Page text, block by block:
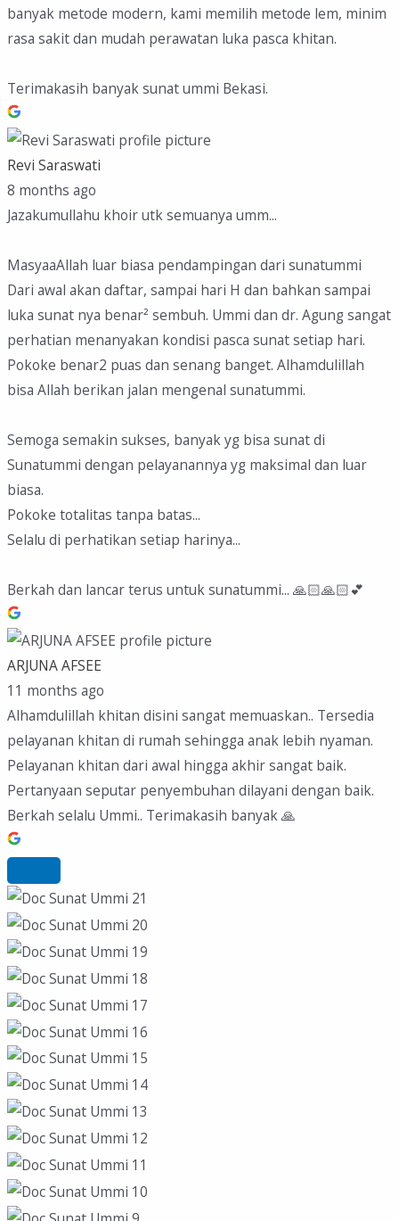
banyak metode modern, kami memilih metode lem, minim
rasa sakit dan mudah perawatan luka pasca khitan.
Terimakasih banyak sunat ummi Bekasi.
Revi Saraswati
8 months ago
Jazakumullahu khoir utk semuanya umm...
MasyaaAllah luar biasa pendampingan dari sunatummi
Dari awal akan daftar, sampai hari H dan bahkan sampai
luka sunat nya benar² sembuh. Ummi dan dr. Agung sangat
perhatian menanyakan kondisi pasca sunat setiap hari.
Pokoke benar2 puas dan senang banget. Alhamdulillah
bisa Allah berikan jalan mengenal sunatummi.
Semoga semakin sukses, banyak yg bisa sunat di
Sunatummi dengan pelayanannya yg maksimal dan luar
biasa.
Pokoke totalitas tanpa batas...
Selalu di perhatikan setiap harinya...
Berkah dan lancar terus untuk sunatummi... 🙏🏻🙏🏻💕
ARJUNA AFSEE
11 months ago
Alhamdulillah khitan disini sangat memuaskan.. Tersedia
pelayanan khitan di rumah sehingga anak lebih nyaman.
Pelayanan khitan dari awal hingga akhir sangat baik.
Pertanyaan seputar penyembuhan dilayani dengan baik.
Berkah selalu Ummi.. Terimakasih banyak 🙏